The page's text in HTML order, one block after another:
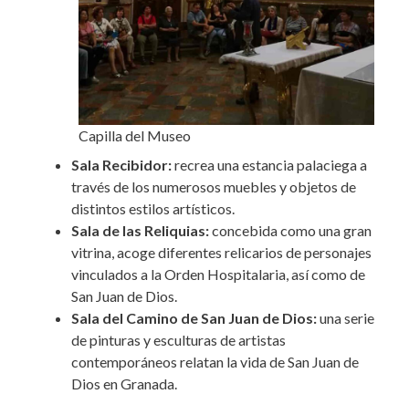
Capilla del Museo
Sala Recibidor:recrea una estancia palaciega a
través de los numerosos muebles y objetos de
distintos estilos artísticos.
Sala de las Reliquias:concebida como una gran
vitrina, acoge diferentes relicarios de personajes
vinculados a la Orden Hospitalaria, así como de
San Juan de Dios.
Sala del Camino de San Juan de Dios:una serie
de pinturas y esculturas de artistas
contemporáneos relatan la vida de San Juan de
Dios en Granada.